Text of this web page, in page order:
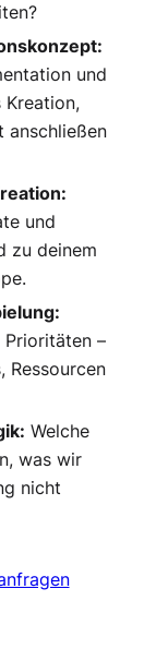
und
Kreation,
anschließen
und
zu deinem
–
Ressourcen
Welche
was wir
nicht